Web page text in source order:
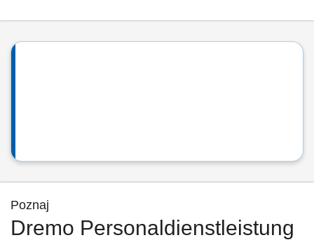
Poznaj
Dremo Personaldienstleistung